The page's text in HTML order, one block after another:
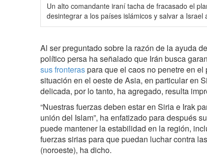
Un alto comandante iraní tacha de fracasado el
desintegrar a los países islámicos y salvar a
Al ser preguntado sobre la razón de la ayuda
político persa ha señalado que Irán busca
sus fronteraspara que el caos no penetre en
situación en el oeste de Asia, en particular en
delicada, por lo tanto, ha agregado, resulta
“Nuestras fuerzas deben estar en Siria e Irak
unión del Islam”, ha enfatizado para después
puede mantener la estabilidad en la región,
fuerzas sirias para que puedan luchar contra
(noroeste), ha dicho.